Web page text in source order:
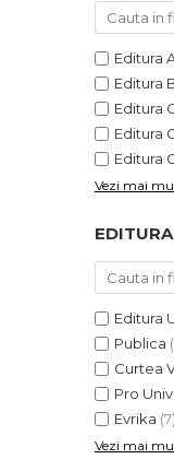
Editura
Editura
Editura
Editura
Editura
Vezi mai
EDITURA
Editura
Publica
Curtea
Pro
Evrika (7)
Vezi mai